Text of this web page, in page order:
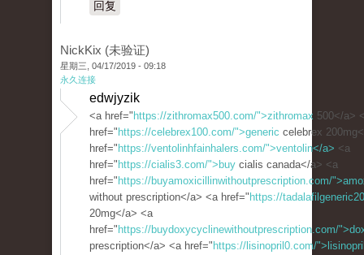
回复
NickKix (未验证)
星期三, 04/17/2019 - 09:18
永久连接
edwjyzik
<a href=" https://zithromax500.com/">zithromax 500</a>
href=" https://celebrex100.com/">generic celebrex
href=" https://ventolinhfainhalers.com/">ventolin</a> <a
href=" https://cialis3.com/">buy cialis canada</a> <a
href=" https://buyamoxicillinwithoutprescription.com/
without prescription</a> <a href=" https://
20mg</a> <a
href=" https://buydoxycyclinewithoutprescription.com/
prescription</a> <a href=" https://lisinopril0.com/